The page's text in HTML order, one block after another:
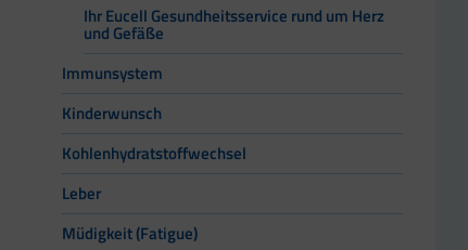
Ihr Eucell Gesundheitsservice rund um Herz
und Gefäße
Immunsystem
Kinderwunsch
Kohlenhydratstoffwechsel
Leber
Müdigkeit (Fatigue)